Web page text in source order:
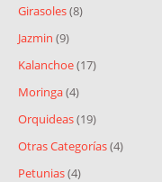
Girasoles(8)
Jazmin (9)
Kalanchoe(17)
Moringa(4)
Orquideas(19)
Otras Categorías(4)
Petunias(4)